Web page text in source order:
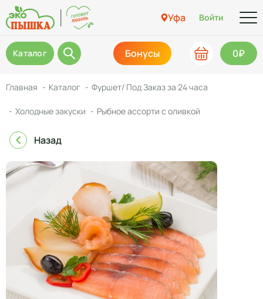
Уфа Войти
Каталог Бонусы 0₽
Главная Каталог Фуршет/ Под Заказ за 24 часа
Холодные закуски Рыбное ассорти с оливкой
Назад